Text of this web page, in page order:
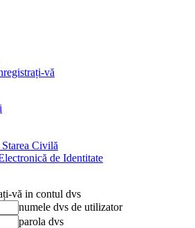
vă
Civilă
de Identitate
vă in contul dvs
numele dvs de utilizator
parola dvs